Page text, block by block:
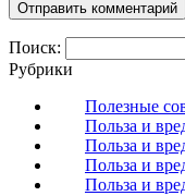
Поиск:
Рубрики
Полезные
Польза и
Польза и
Польза и
Польза и